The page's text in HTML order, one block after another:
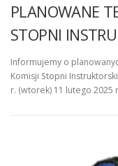
PLANOWANE
STOPNI
Informujemy o
Komisji Stopni
r. (wtorek) 11 lutego 2025